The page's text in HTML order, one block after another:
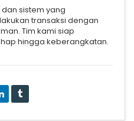
sistem yang
transaksi dengan
Tim kami siap
hingga keberangkatan.